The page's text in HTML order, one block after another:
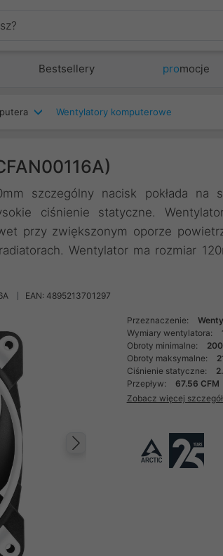
Bestsellery promocje
Wentylatory komputerowe
szczególny nacisk pokłada na
ciśnienie statyczne.
przy zwiększonym oporze
Wentylator ma rozmiar
EAN: 4895213701297
Następny
Przeznaczenie:
Wymiary wentylatora:
Obroty minimalne:
Obroty maksymalne:
Ciśnienie statyczne:
Przepływ:
67.56 CFM
Zobacz więcej